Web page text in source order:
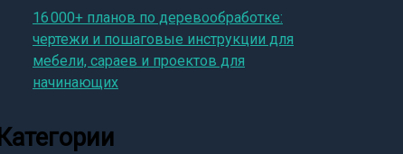
16 000+ планов по деревообработке:
чертежи и пошаговые инструкции для
мебели, сараев и проектов для
начинающих
Категории